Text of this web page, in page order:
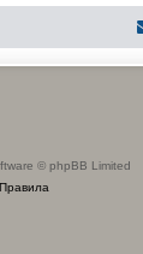
© phpBB Limited
Правила